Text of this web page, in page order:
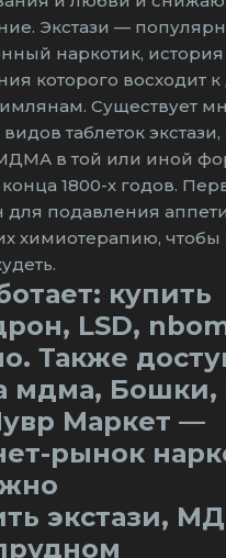
Экстази —
наркотик, история
которого восходит
Существует
таблеток
в той или иной
конца 1800-х годов.
для подавления
химиотерапию,
купить
LSD,
Также
мдма, Бошки,
Маркет —
рынок
экстази,